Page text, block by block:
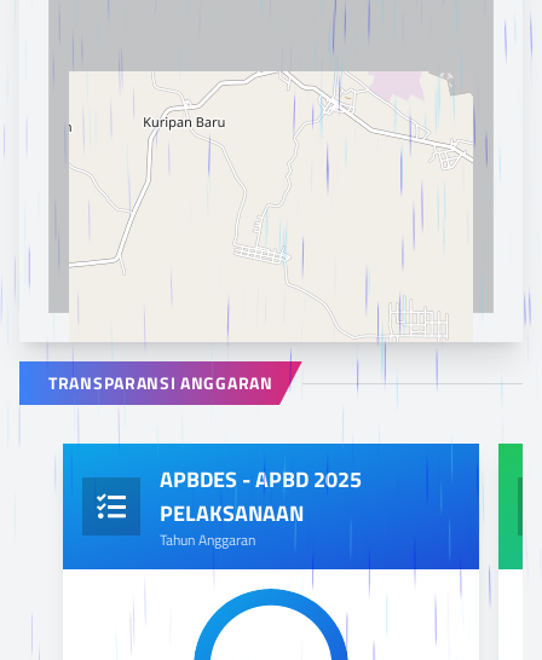
TRANSPARANSI ANGGARAN
APBDES - APBD 2025
PELAKSANAAN
Tahun Anggaran